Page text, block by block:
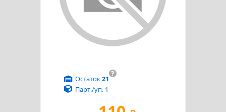
?
Остаток21
Парт./уп. 1